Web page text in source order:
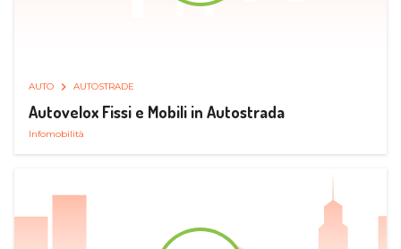
AUTO AUTOSTRADE
Autovelox Fissi e Mobili in Autostrada
Infomobilità